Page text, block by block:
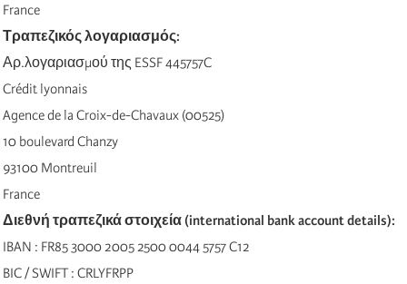
France
Τραπεζικόςλογαριασμός:
Αρ.λογαριασμού της ESSF 445757C
Crédit lyonnais
Agence de la Croix-de-Chavaux (00525)
10 boulevard Chanzy
93100 Montreuil
France
Διεθνή τραπεζικά στοιχεία (international bank account details):
IBAN : FR85 3000 2005 2500 0044 5757 C12
BIC / SWIFT : CRLYFRPP